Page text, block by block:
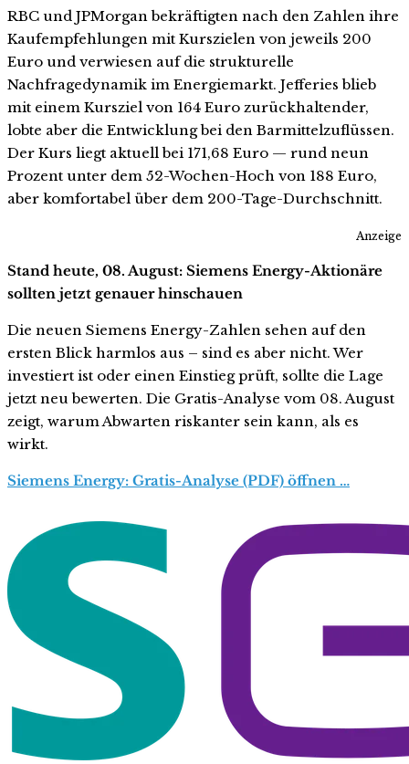
RBC und JPMorgan bekräftigten nach den Zahlen ihre
Kaufempfehlungen mit Kurszielen von jeweils 200
Euro und verwiesen auf die strukturelle
Nachfragedynamik im Energiemarkt. Jefferies blieb
mit einem Kursziel von 164 Euro zurückhaltender,
lobte aber die Entwicklung bei den Barmittelzuflüssen.
Der Kurs liegt aktuell bei 171,68 Euro — rund neun
Prozent unter dem 52-Wochen-Hoch von 188 Euro,
aber komfortabel über dem 200-Tage-Durchschnitt.
Anzeige
Stand heute, 08. August: Siemens Energy-Aktionäre
sollten jetzt genauer hinschauen
Die neuen Siemens Energy-Zahlen sehen auf den
ersten Blick harmlos aus – sind es aber nicht. Wer
investiert ist oder einen Einstieg prüft, sollte die Lage
jetzt neu bewerten. Die Gratis-Analyse vom 08. August
zeigt, warum Abwarten riskanter sein kann, als es
wirkt.
Siemens Energy: Gratis-Analyse (PDF) öffnen …